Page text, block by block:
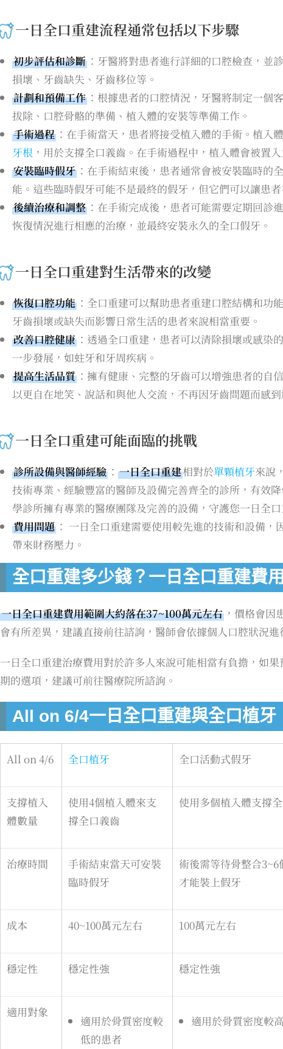
一日全口重建流程通常包括以下步驟
初步評估和診斷 ：牙醫將對患者進行詳細的口腔檢查，並
損壞、牙齒缺失、牙齒移位等。
計劃和預備工作 ：根據患者的口腔情況，牙醫將制定一個
拔除、口腔骨骼的準備、植入體的安裝等準備工作。
手術過程 ：在手術當天，患者將接受植入體的手術。植入
牙根 ，用於支撐全口義齒。在手術過程中，植入體會被置
安裝臨時假牙 ：在手術結束後，患者通常會被安裝臨時的
能。這些臨時假牙可能不是最終的假牙，但它們可以讓患
後續治療和調整 ：在手術完成後，患者可能需要定期回診
恢復情況進行相應的治療，並最終安裝永久的全口假牙。
一日全口重建對生活帶來的改變
恢復口腔功能 ：全口重建可以幫助患者重建口腔結構和功
牙齒損壞或缺失而影響日常生活的患者來說相當重要。
改善口腔健康 ：透過全口重建，患者可以清除損壞或感染
一步發展，如蛀牙和牙周疾病。
提高生活品質 ：擁有健康、完整的牙齒可以增強患者的自
以更自在地笑、說話和與他人交流，不再因牙齒問題而感到
一日全口重建可能面臨的挑戰
診所設備與醫師經驗 ： 一日全口重建相對於單顆植牙來說
技術專業、經驗豐富的醫師及設備完善齊全的診所，有效
學診所擁有專業的醫療團隊及完善的設備，守護您一日全
費用問題 ： 一日全口重建需要使用較先進的技術和設備
帶來財務壓力。
全口重建多少錢？一日全口重建費用
一日全口重建費用範圍大約落在37~100萬元左右 ，價格會因
會有所差異，建議直接前往諮詢，醫師會依據個人口腔狀況
一日全口重建治療費用對於許多人來說可能相當有負擔，如
期的選項，建議可前往醫療院所諮詢。
All on 6/4一日全口重建與全口植牙
All on 4/6 全口植牙 全口活動式假牙
支撐植入
體數量
使用4個植入體來支
撐全口義齒
使用多個植入體支撐
治療時間
手術結束當天可安裝
臨時假牙
術後需等待骨整合3~6
才能裝上假牙
成本 40~100萬元左右 100萬元左右
穩定性 穩定性強 穩定性強
適用對象
適用於骨質密度較
低的患者
適用於骨質密度較